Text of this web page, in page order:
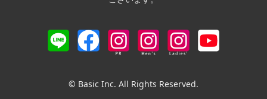
© Basic Inc. All Rights Reserved.